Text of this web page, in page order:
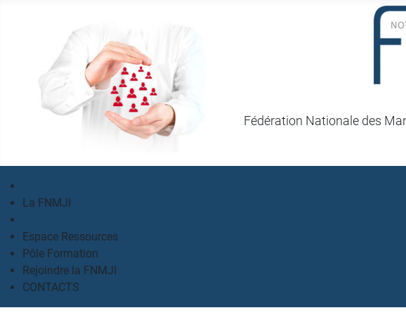
Fédération Nationale des
La FNMJI
Espace Ressources
Pôle Formation
Rejoindre la FNMJI
CONTACTS